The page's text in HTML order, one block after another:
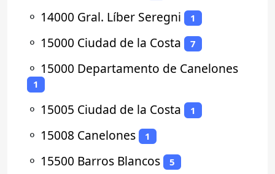
⚬ 14000 Gral. Líber Seregni 1
⚬ 15000 Ciudad de la Costa 7
⚬ 15000 Departamento de Canelones
1
⚬ 15005 Ciudad de la Costa 1
⚬ 15008 Canelones 1
⚬ 15500 Barros Blancos 5